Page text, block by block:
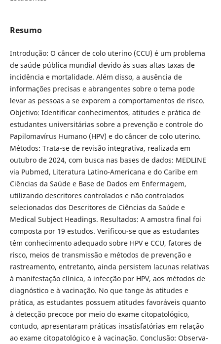
Resumo
Introdução: O câncer de colo uterino (CCU) é um problema
de saúde pública mundial devido às suas altas taxas de
incidência e mortalidade. Além disso, a ausência de
informações precisas e abrangentes sobre o tema pode
levar as pessoas a se exporem a comportamentos de risco.
Objetivo: Identificar conhecimentos, atitudes e prática de
estudantes universitárias sobre a prevenção e controle do
Papilomavírus Humano (HPV) e do câncer de colo uterino.
Métodos: Trata-se de revisão integrativa, realizada em
outubro de 2024, com busca nas bases de dados: MEDLINE
via Pubmed, Literatura Latino-Americana e do Caribe em
Ciências da Saúde e Base de Dados em Enfermagem,
utilizando descritores controlados e não controlados
selecionados dos Descritores de Ciências da Saúde e
Medical Subject Headings. Resultados: A amostra final foi
composta por 19 estudos. Verificou-se que as estudantes
têm conhecimento adequado sobre HPV e CCU, fatores de
risco, meios de transmissão e métodos de prevenção e
rastreamento, entretanto, ainda persistem lacunas relativas
à manifestação clínica, à infecção por HPV, aos métodos de
diagnóstico e à vacinação. No que tange às atitudes e
prática, as estudantes possuem atitudes favoráveis quanto
à detecção precoce por meio do exame citopatológico,
contudo, apresentaram práticas insatisfatórias em relação
ao exame citopatológico e à vacinação. Conclusão: Observa-